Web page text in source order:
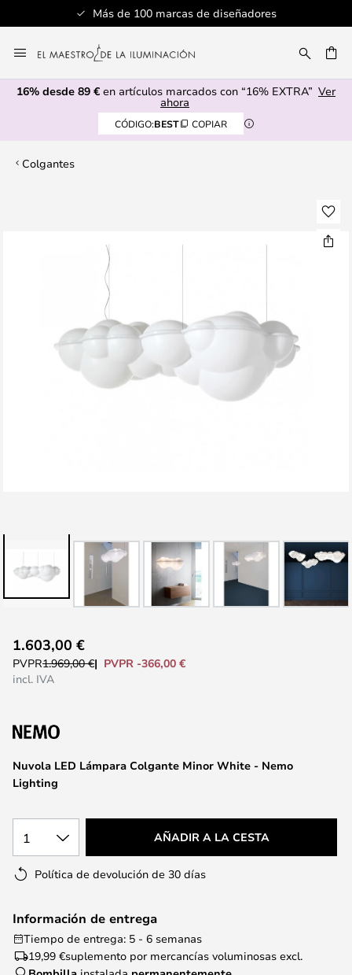
Más de 100 marcas de diseñadores
al
contenido
16% desde 89 € en artículos marcados con “16% EXTRA” Ver
ahora
CÓDIGO:BEST COPIAR
Colgantes
comienzo
galería
imágenes
Nuvola LED Lámpara Colgante Minor White - Nemo
Lighting
1.603,00 €
PVPR1.969,00 €
PVPR -366,00 €
incl. IVA
1 AÑADIR A LA CESTA
Política de devolución de 30 días
Información de entrega
Tiempo de entrega: 5 - 6 semanas
19,99 €suplemento por mercancías voluminosas excl.